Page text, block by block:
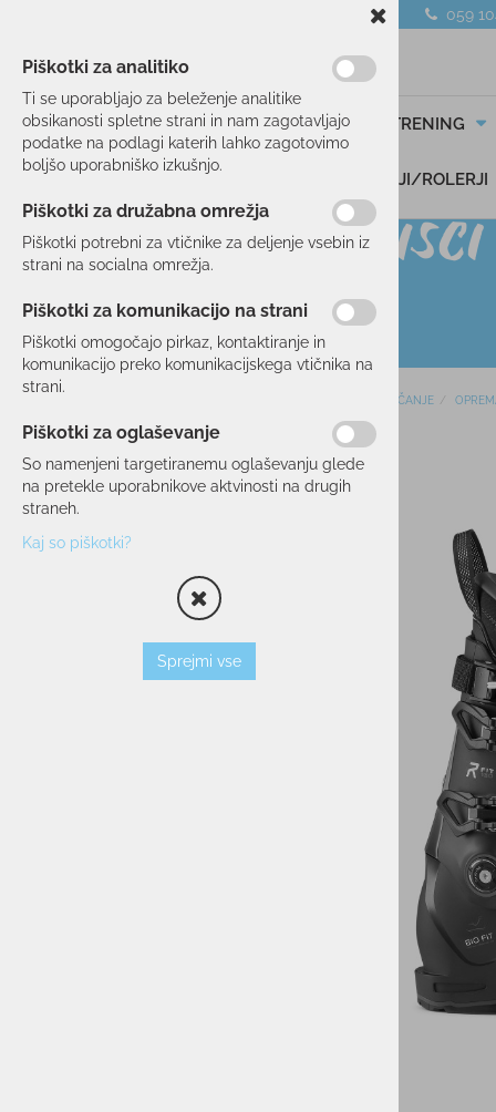
059
SMUČANJE TEK/TRENING
DARILNI BONI SKIROJI/ROLERJI
OBLAČILA
SMUČANJE
35 %
Piškotki za analitiko
Ti se uporabljajo za beleženje analitike
obsikanosti spletne strani in nam zagotavljajo
podatke na podlagi katerih lahko zagotovimo
boljšo uporabniško izkušnjo.
Piškotki za družabna omrežja
Piškotki potrebni za vtičnike za deljenje vsebin iz
strani na socialna omrežja.
Piškotki za komunikacijo na strani
Piškotki omogočajo pirkaz, kontaktiranje in
komunikacijo preko komunikacijskega vtičnika na
strani.
Piškotki za oglaševanje
So namenjeni targetiranemu oglaševanju glede
na pretekle uporabnikove aktvinosti na drugih
straneh.
Kaj so piškotki?
Sprejmi vse